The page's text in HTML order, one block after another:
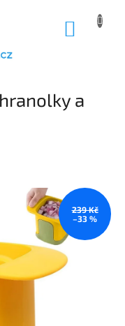
a
239 Kč
–33 %